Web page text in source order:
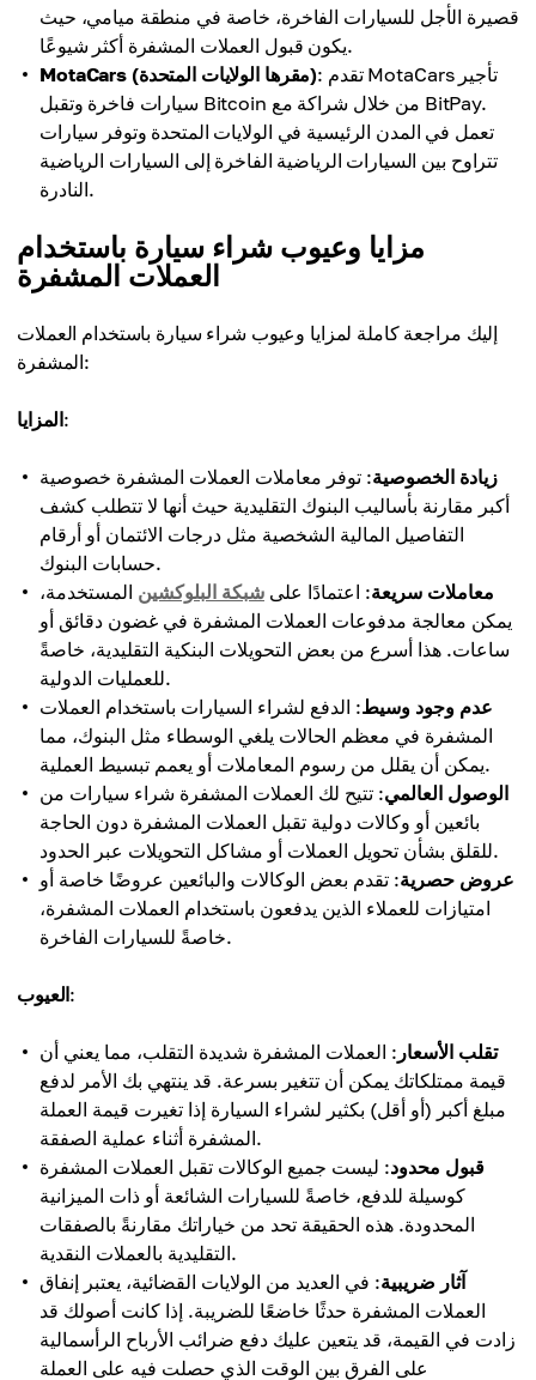
قصيرة الأجل للسيارات الفاخرة، خاصة في منطقة ميامي، حيث
يكون قبول العملات المشفرة أكثر شيوعًا.
MotaCars (مقرها الولايات المتحدة): تقدم MotaCars تأجير
سيارات فاخرة وتقبل Bitcoin من خلال شراكة مع BitPay.
تعمل في المدن الرئيسية في الولايات المتحدة وتوفر سيارات
تتراوح بين السيارات الرياضية الفاخرة إلى السيارات الرياضية
النادرة.
مزايا وعيوب شراء سيارة باستخدام
العملات المشفرة
إليك مراجعة كاملة لمزايا وعيوب شراء سيارة باستخدام العملات
المشفرة:
المزايا:
زيادة الخصوصية: توفر معاملات العملات المشفرة خصوصية
أكبر مقارنة بأساليب البنوك التقليدية حيث أنها لا تتطلب كشف
التفاصيل المالية الشخصية مثل درجات الائتمان أو أرقام
حسابات البنوك.
معاملات سريعة: اعتمادًا على شبكة البلوكشين المستخدمة،
يمكن معالجة مدفوعات العملات المشفرة في غضون دقائق أو
ساعات. هذا أسرع من بعض التحويلات البنكية التقليدية، خاصةً
للعمليات الدولية.
عدم وجود وسيط: الدفع لشراء السيارات باستخدام العملات
المشفرة في معظم الحالات يلغي الوسطاء مثل البنوك، مما
يمكن أن يقلل من رسوم المعاملات أو يعمم تبسيط العملية.
الوصول العالمي: تتيح لك العملات المشفرة شراء سيارات من
بائعين أو وكالات دولية تقبل العملات المشفرة دون الحاجة
للقلق بشأن تحويل العملات أو مشاكل التحويلات عبر الحدود.
عروض حصرية: تقدم بعض الوكالات والبائعين عروضًا خاصة أو
امتيازات للعملاء الذين يدفعون باستخدام العملات المشفرة،
خاصةً للسيارات الفاخرة.
العيوب:
تقلب الأسعار : العملات المشفرة شديدة التقلب، مما يعني أن
قيمة ممتلكاتك يمكن أن تتغير بسرعة. قد ينتهي بك الأمر لدفع
مبلغ أكبر (أو أقل) بكثير لشراء السيارة إذا تغيرت قيمة العملة
المشفرة أثناء عملية الصفقة.
قبول محدود: ليست جميع الوكالات تقبل العملات المشفرة
كوسيلة للدفع، خاصةً للسيارات الشائعة أو ذات الميزانية
المحدودة. هذه الحقيقة تحد من خياراتك مقارنةً بالصفقات
التقليدية بالعملات النقدية.
آثار ضريبية: في العديد من الولايات القضائية، يعتبر إنفاق
العملات المشفرة حدثًا خاضعًا للضريبة. إذا كانت أصولك قد
زادت في القيمة، قد يتعين عليك دفع ضرائب الأرباح الرأسمالية
على الفرق بين الوقت الذي حصلت فيه على العملة